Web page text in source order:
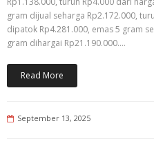
gram dijual seharga Rp2.172.000,
dipatok Rp4.281.000, emas 5 gram
gram dihargai Rp21.190.000.…
Read More
September 13, 2025